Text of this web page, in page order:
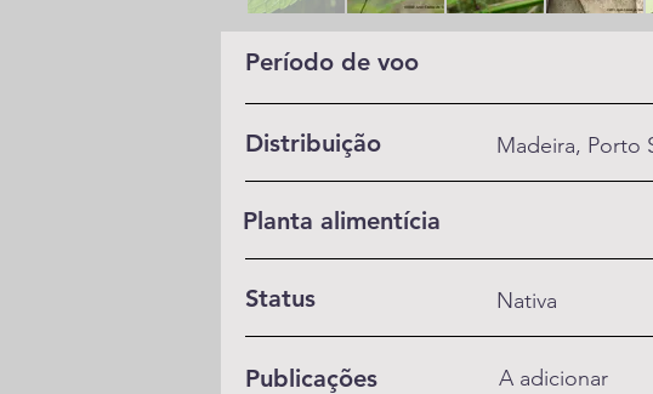
Período de voo
Distribuição Madeira, Porto
Planta alimentícia
Status Nativa
Publicações A adicionar